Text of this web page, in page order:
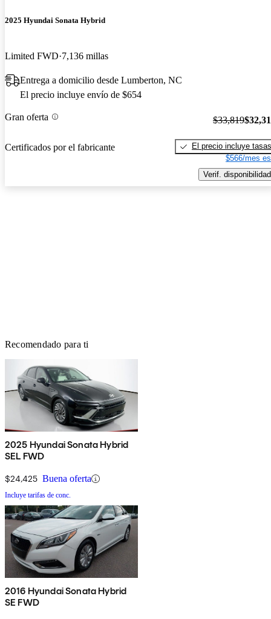
2025 Hyundai Sonata Hybrid
Limited FWD 7,136 millas
Entrega a domicilio desde Lumberton, NC
El precio incluye envío de $654
Gran oferta
Certificados por el fabricante
$33,819
El precio incluye tasas
$566/mes
Verif. disponibilidad
Recomendado para ti
2025 Hyundai Sonata Hybrid
SEL FWD
$24,425 Buena oferta
Incluye tarifas de conc.
2016 Hyundai Sonata Hybrid
SE FWD